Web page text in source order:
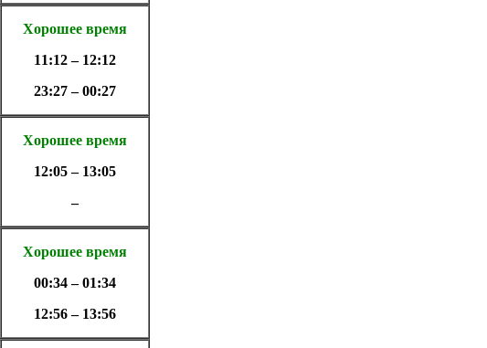
Хорошее время
11:12 – 12:12
23:27 – 00:27
Хорошее время
12:05 – 13:05
–
Хорошее время
00:34 – 01:34
12:56 – 13:56